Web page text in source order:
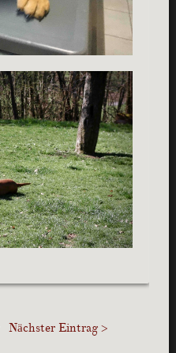
Nächster Eintrag >